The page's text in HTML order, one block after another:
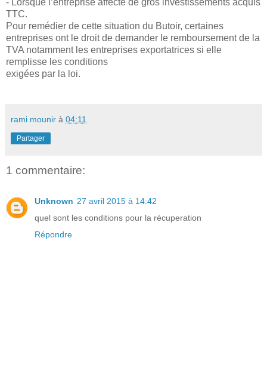
TTC.
Pour remédier de cette situation du Butoir, certaines
entreprises ont le droit de demander le remboursement de la
TVA notamment les entreprises exportatrices si elle
remplisse les conditions
exigées par la loi.
rami mounir à 04:11
Partager
1 commentaire:
Unknown 27 avril 2015 à 14:42
quel sont les conditions pour la récuperation
Répondre